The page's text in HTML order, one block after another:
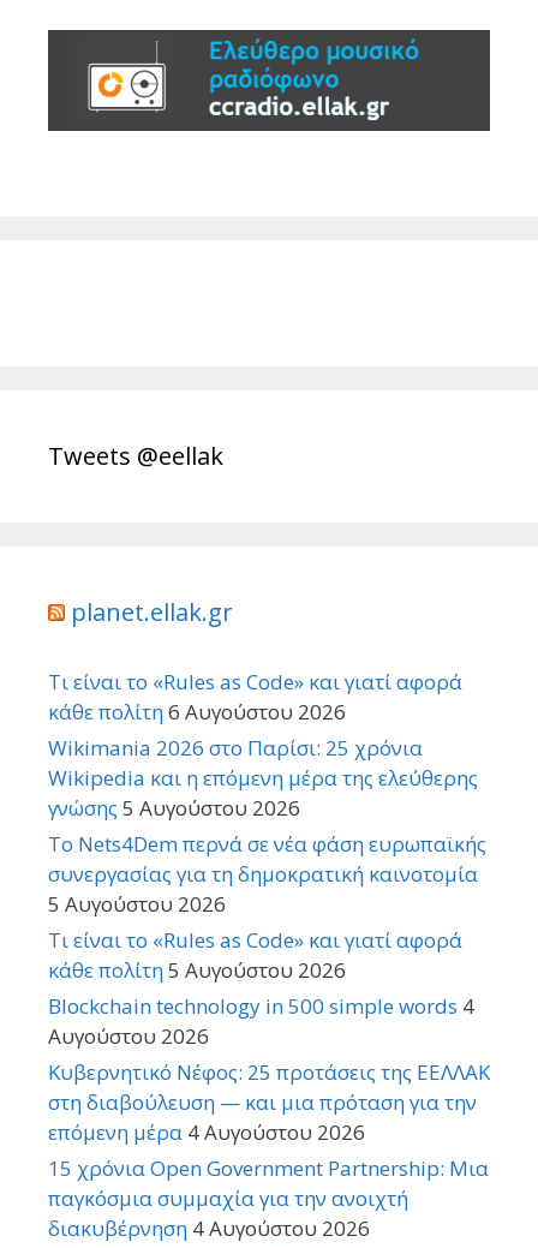
Tweets @eellak
planet.ellak.gr
Τι είναι το «Rules as Code» και γιατί αφορά
κάθε πολίτη6 Αυγούστου 2026
Wikimania 2026 στο Παρίσι: 25 χρόνια
Wikipedia και η επόμενη μέρα της ελεύθερης
γνώσης 5 Αυγούστου 2026
Το Nets4Dem περνά σε νέα φάση ευρωπαϊκής
συνεργασίας για τη δημοκρατική καινοτομία
5 Αυγούστου 2026
Τι είναι το «Rules as Code» και γιατί αφορά
κάθε πολίτη5 Αυγούστου 2026
Blockchain technology in 500 simple words 4
Αυγούστου 2026
Κυβερνητικό Νέφος: 25 προτάσεις της ΕΕΛΛΑΚ
στη διαβούλευση — και μια πρόταση για την
επόμενη μέρα 4 Αυγούστου 2026
15 χρόνια Open Government Partnership: Μια
παγκόσμια συμμαχία για την ανοιχτή
διακυβέρνηση 4 Αυγούστου 2026